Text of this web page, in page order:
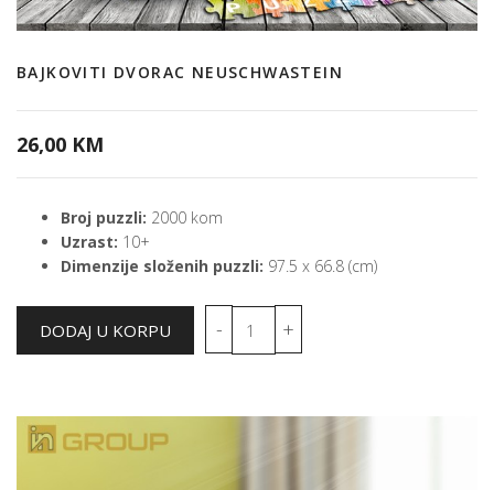
BAJKOVITI DVORAC NEUSCHWASTEIN
26,00 KM
Broj puzzli: 2000 kom
Uzrast: 10+
Dimenzije složenih puzzli: 97.5 x 66.8 (cm)